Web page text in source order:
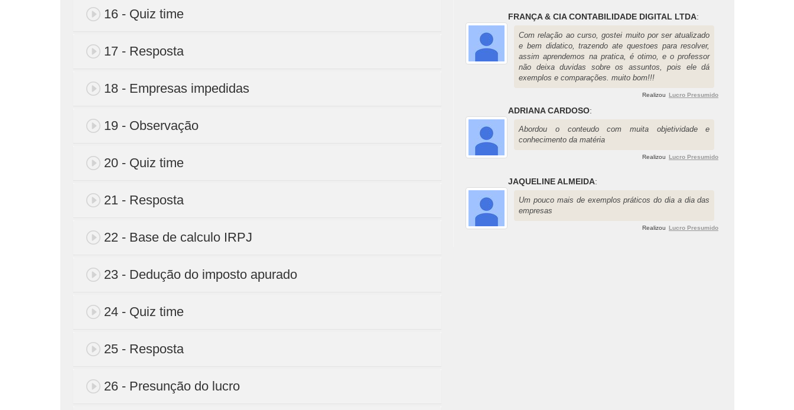
16 - Quiz time
17 - Resposta
18 - Empresas impedidas
19 - Observação
20 - Quiz time
21 - Resposta
22 - Base de calculo IRPJ
23 - Dedução do imposto apurado
24 - Quiz time
25 - Resposta
26 - Presunção do lucro
FRANÇA & CIA CONTABILIDADE DIGITAL LTDA:
Com relação ao curso, gostei muito por ser atualizado
e bem didatico, trazendo ate questoes para resolver,
assim aprendemos na pratica, é otimo, e o professor
não deixa duvidas sobre os assuntos, pois ele dá
exemplos e comparações. muito bom!!!
Realizou Lucro Presumido
ADRIANA CARDOSO:
Abordou o conteudo com muita objetividade e
conhecimento da matéria
Realizou Lucro Presumido
JAQUELINE ALMEIDA:
Um pouco mais de exemplos práticos do dia a dia das
empresas
Realizou Lucro Presumido